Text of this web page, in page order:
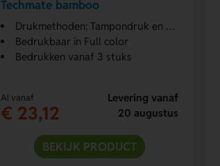
Techmate bamboo
Drukmethoden: Tampondruk en Digitaal label
Bedrukbaar in Full color
Bedrukken vanaf 3 stuks
Al vanaf
€ 23,12
Levering vanaf
20 augustus
BEKIJK PRODUCT